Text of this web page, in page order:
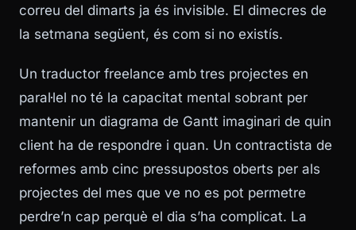
correu del dimarts ja és invisible. El dimecres de
la setmana següent, és com si no existís.
Un traductor freelance amb tres projectes en
paral·lel no té la capacitat mental sobrant per
mantenir un diagrama de Gantt imaginari de quin
client ha de respondre i quan. Un contractista de
reformes amb cinc pressupostos oberts per als
projectes del mes que ve no es pot permetre
perdre’n cap perquè el dia s’ha complicat. La